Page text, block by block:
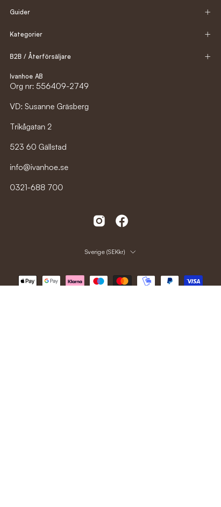
Guider
Kategorier
B2B / Återförsäljare
Ivanhoe AB
Org nr: 556409-2749
VD: Susanne Gräsberg
Trikågatan 2
523 60 Gällstad
info@ivanhoe.se
0321-688 700
Land
Sverige (SEKkr)